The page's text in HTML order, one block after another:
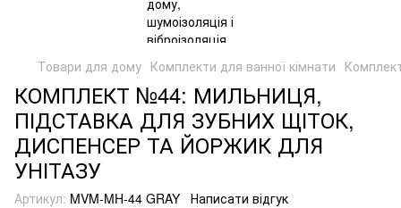
Товари для дому Комплекти для ванної кімнати
КОМПЛЕКТ №44: МИЛЬНИЦЯ,
ПІДСТАВКА ДЛЯ ЗУБНИХ ЩІТОК,
ДИСПЕНСЕР ТА ЙОРЖИК ДЛЯ
УНІТАЗУ
Артикул: MVM-MH-44 GRAY Написати відгук